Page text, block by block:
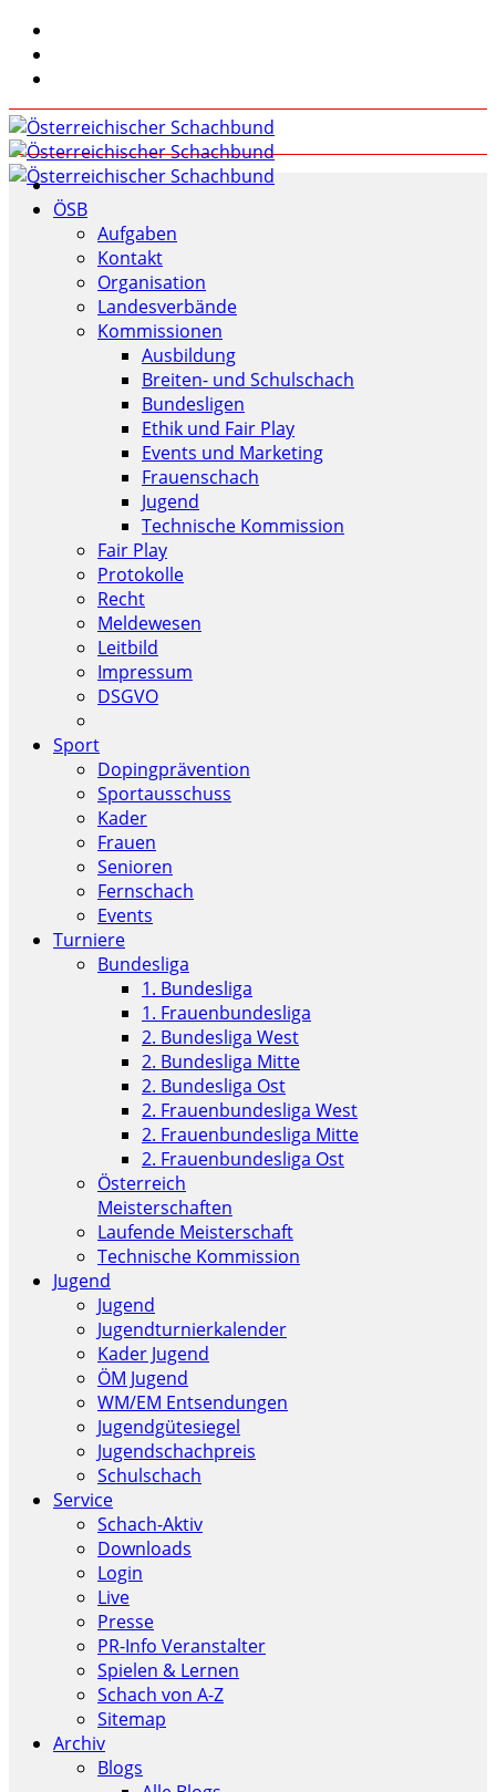
ÖSB
Aufgaben
Kontakt
Organisation
Landesverbände
Kommissionen
Ausbildung
Breiten- und Schulschach
Bundesligen
Ethik und Fair Play
Events und Marketing
Frauenschach
Jugend
Technische Kommission
Fair Play
Protokolle
Recht
Meldewesen
Leitbild
Impressum
DSGVO
Sport
Dopingprävention
Sportausschuss
Kader
Frauen
Senioren
Fernschach
Events
Turniere
Bundesliga
1. Bundesliga
1. Frauenbundesliga
2. Bundesliga West
2. Bundesliga Mitte
2. Bundesliga Ost
2. Frauenbundesliga West
2. Frauenbundesliga Mitte
2. Frauenbundesliga Ost
Österreich
Meisterschaften
Laufende Meisterschaft
Technische Kommission
Jugend
Jugend
Jugendturnierkalender
Kader Jugend
ÖM Jugend
WM/EM Entsendungen
Jugendgütesiegel
Jugendschachpreis
Schulschach
Service
Schach-Aktiv
Downloads
Login
Live
Presse
PR-Info Veranstalter
Spielen & Lernen
Schach von A-Z
Sitemap
Archiv
Blogs